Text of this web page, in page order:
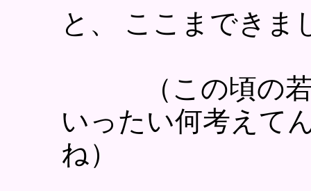
と、 ここまでき
（この頃の若
いったい何考えて
ね）